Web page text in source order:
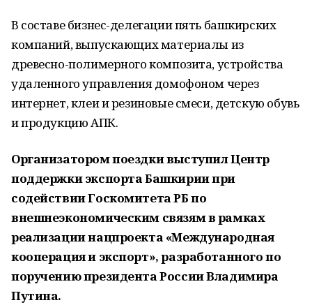
В составе бизнес-делегации пять башкирских
компаний, выпускающих материалы из
древесно-полимерного композита, устройства
удаленного управления домофоном через
интернет, клеи и резиновые смеси, детскую обувь
и продукцию АПК.
Организатором поездки выступил Центр
поддержки экспорта Башкирии при
содействии Госкомитета РБ по
внешнеэкономическим связям в рамках
реализации нацпроекта «Международная
кооперация и экспорт», разработанного по
поручению президента России Владимира
Путина.